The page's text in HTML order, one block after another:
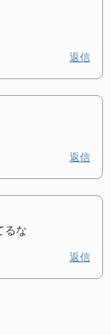
返信
返信
るな
返信